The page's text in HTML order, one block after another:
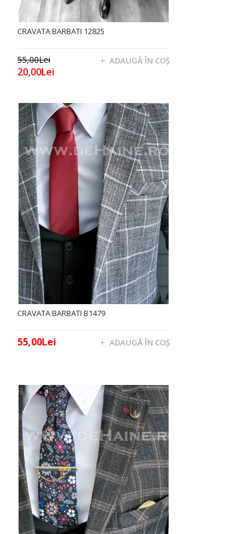
CRAVATA BARBATI 12825
55,00Lei
20,00Lei
ADAUGĂ ÎN COŞ
CRAVATA BARBATI B1479
55,00Lei ADAUGĂ ÎN COŞ